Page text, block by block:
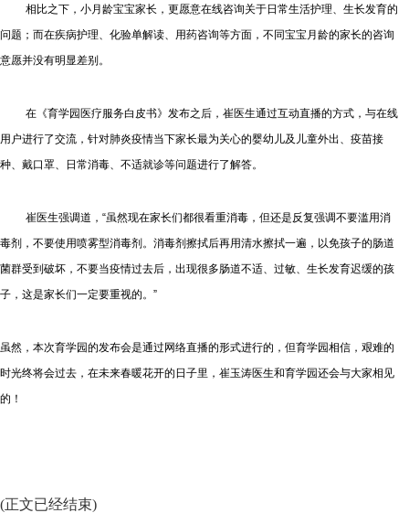
相比之下，小月龄宝宝家长，更愿意在线咨询关于日常生活护理、生长发育的
问题；而在疾病护理、化验单解读、用药咨询等方面，不同宝宝月龄的家长的咨询
意愿并没有明显差别。
在《育学园医疗服务白皮书》发布之后，崔医生通过互动直播的方式，与在线
用户进行了交流，针对肺炎疫情当下家长最为关心的婴幼儿及儿童外出、疫苗接
种、戴口罩、日常消毒、不适就诊等问题进行了解答。
崔医生强调道，“虽然现在家长们都很看重消毒，但还是反复强调不要滥用消
毒剂，不要使用喷雾型消毒剂。消毒剂擦拭后再用清水擦拭一遍，以免孩子的肠道
菌群受到破坏，不要当疫情过去后，出现很多肠道不适、过敏、生长发育迟缓的孩
子，这是家长们一定要重视的。”
虽然，本次育学园的发布会是通过网络直播的形式进行的，但育学园相信，艰难的
时光终将会过去，在未来春暖花开的日子里，崔玉涛医生和育学园还会与大家相见
的！
(正文已经结束)